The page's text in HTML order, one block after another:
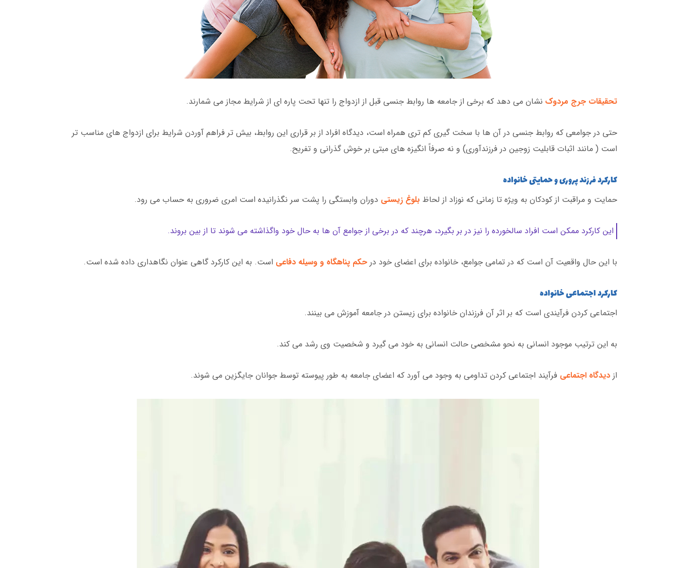
تحقیقات جرج مردوک نشان می دهد که برخی از جامعه ها روابط جنسی قبل از ازدواج را تنها تحت پاره ای از شرایط مجاز می شمارند.
حتی در جوامعی که روابط جنسی در آن ها با سخت گیری کم تری همراه است، دیدگاه افراد از بر قراری این روابط، بیش تر فراهم آوردن شرایط برای ازدواج های مناسب تر
است ( مانند اثبات قابلیت زوجین در فرزندآوری) و نه صرفاً انگیزه های مبتی بر خوش گذرانی و تفریح.
کارکرد فرزند پروری و حمایتی خانواده
حمایت و مراقبت از کودکان به ویژه تا زمانی که نوزاد از لحاظ بلوغ زیستی دوران وابستگی را پشت سر نگذرانیده است امری ضروری به حساب می رود.
این کارکرد ممکن است افراد سالخورده را نیز در بر بگیرد، هرچند که در برخی از جوامع آن ها به حال خود واگذاشته می شوند تا از بین بروند.
با این حال واقعیت آن است که در تمامی جوامع، خانواده برای اعضای خود در حکم پناهگاه و وسیله دفاعی است. به این کارکرد گاهی عنوان نگاهداری داده شده است.
کارکرد اجتماعی خانواده
اجتماعی کردن فرآیندی است که بر اثر آن فرزندان خانواده برای زیستن در جامعه آموزش می بینند.
به این ترتیب موجود انسانی به نحو مشخصی حالت انسانی به خود می گیرد و شخصیت وی رشد می کند.
از دیدگاه اجتماعی فرآیند اجتماعی کردن تداومی به وجود می آورد که اعضای جامعه به طور پیوسته توسط جوانان جایگزین می شوند.